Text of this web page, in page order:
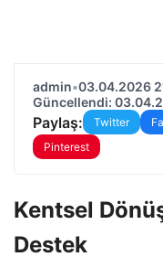
admin•03.04.2026
Güncellendi:
Paylaş: Twitter
Pinterest
Kentsel
Destek